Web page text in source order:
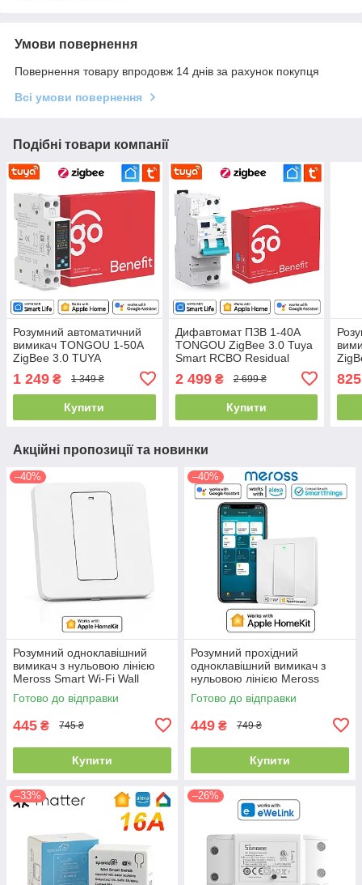
Умови повернення
Повернення товару впродовж 14 днів за рахунок покупця
Всі умови повернення
Подібні товари компанії
Розумний автоматичний
вимикач TONGOU 1-50A
ZigBee 3.0 ​​​​​​​​​​​TUYA ​​​
Контактор Смарт-вимикач
LCD Display (TO-Q-SYS-
JZT)
1 249 ₴ 1 349 ₴
Купити
Дифавтомат ПЗВ 1-40A
TONGOU ZigBee ​​​​​​3.0 Tuya
Smart RCBO Residual
Диференціальний автомат
(TOSMR1-JZT)
2 499₴ 2 699 ₴
Купити
825
Акційні пропозиції та новинки
–40%
Розумний одноклавішний
вимикач з нульовою лінією
Meross Smart Wi-Fi Wall
Switch EU (MSS510X)
Готово до відправки
445 ₴ 745 ₴
Купити
–40%
Розумний прохідний
одноклавішний вимикач з
нульовою лінією Meross
Smart Wi-Fi Wall Switch EU
(MSS550X)
Готово до відправки
449 ₴ 749 ₴
Купити
–33% –26%